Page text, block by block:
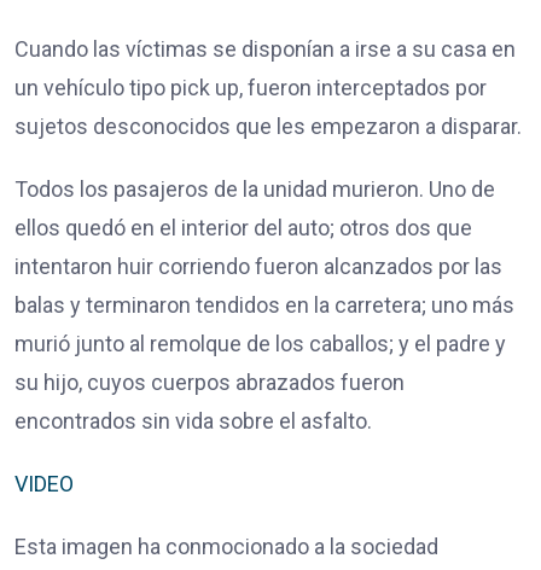
Cuando las víctimas se disponían a irse a su casa en
un vehículo tipo pick up, fueron interceptados por
sujetos desconocidos que les empezaron a disparar.
Todos los pasajeros de la unidad murieron. Uno de
ellos quedó en el interior del auto; otros dos que
intentaron huir corriendo fueron alcanzados por las
balas y terminaron tendidos en la carretera; uno más
murió junto al remolque de los caballos; y el padre y
su hijo, cuyos cuerpos abrazados fueron
encontrados sin vida sobre el asfalto.
VIDEO
Esta imagen ha conmocionado a la sociedad